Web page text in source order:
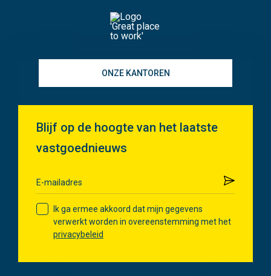
ONZE KANTOREN
Blijf op de hoogte van het laatste
vastgoednieuws
E-mailadres Verzenden
Ik ga ermee akkoord dat mijn gegevens
verwerkt worden in overeenstemming met het
privacybeleid